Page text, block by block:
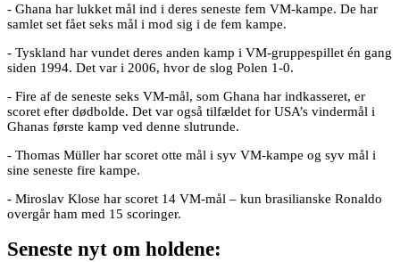
- Ghana har lukket mål ind i deres seneste fem VM-kampe. De har
samlet set fået seks mål i mod sig i de fem kampe.
- Tyskland har vundet deres anden kamp i VM-gruppespillet én gang
siden 1994. Det var i 2006, hvor de slog Polen 1-0.
- Fire af de seneste seks VM-mål, som Ghana har indkasseret, er
scoret efter dødbolde. Det var også tilfældet for USA’s vindermål i
Ghanas første kamp ved denne slutrunde.
- Thomas Müller har scoret otte mål i syv VM-kampe og syv mål i
sine seneste fire kampe.
- Miroslav Klose har scoret 14 VM-mål – kun brasilianske Ronaldo
overgår ham med 15 scoringer.
Seneste nyt om holdene: